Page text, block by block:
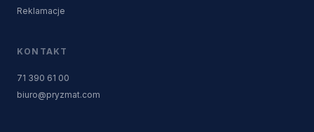
Reklamacje
KONTAKT
71 390 61 00
biuro@pryzmat.com